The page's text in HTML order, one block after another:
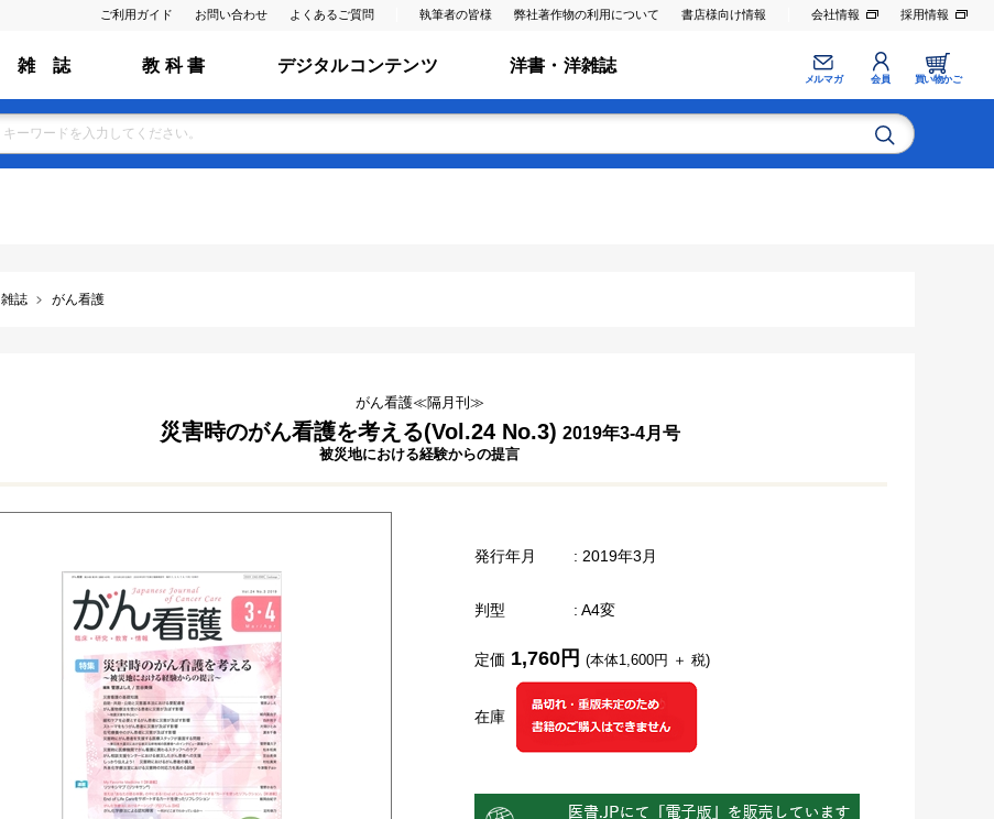
ご利用ガイド お問い合わせ よくあるご質問 執筆者の皆様 弊社著作物の利用について 書店様向け情報 会社情報 採用情報
雑 誌 教 科 書 デジタルコンテンツ 洋書・洋雑誌
メルマガ 会員 買い物かご
雑誌 がん看護
がん看護≪隔月刊≫
災害時のがん看護を考える(Vol.24 No.3) 2019年3-4月号
被災地における経験からの提言
発行年月 : 2019年3月
判型 : A4変
在庫
定価 1,760円 (本体1,600円 ＋ 税)